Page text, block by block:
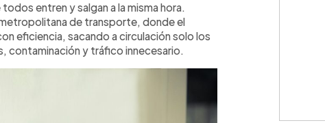
entren y salgan a la misma hora.
de transporte, donde el
eficiencia, sacando a circulación solo los
contaminación y tráfico innecesario.